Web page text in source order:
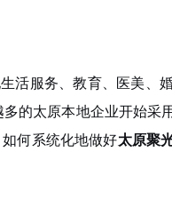
活服务、教育、医美、
的太原本地企业开始采
何系统化地做好太原聚